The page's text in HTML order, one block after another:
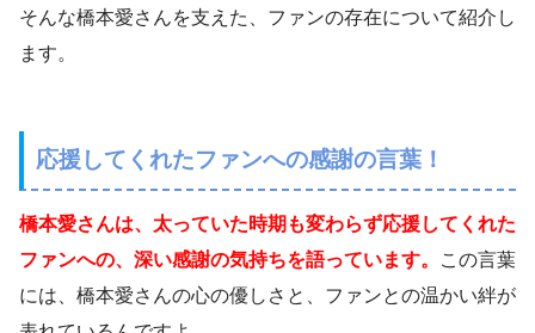
そんな橋本愛さんを支えた、ファンの存在について紹介し
ます。
応援してくれたファンへの感謝の言葉！
橋本愛さんは、太っていた時期も変わらず応援してくれた
ファンへの、深い感謝の気持ちを語っています。
この言葉
には、橋本愛さんの心の優しさと、ファンとの温かい絆が